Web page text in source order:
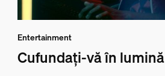
Entertainment
Cufundați-vă în lumină